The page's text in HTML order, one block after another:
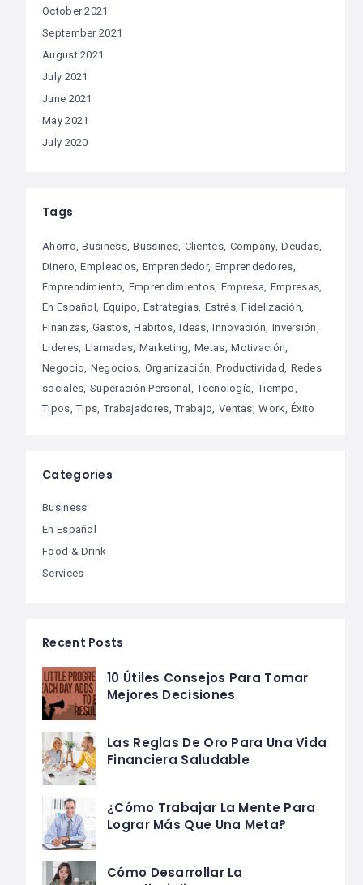
October 2021
September 2021
August 2021
July 2021
June 2021
May 2021
July 2020
Tags
Ahorro Business Bussines Clientes Company Deudas
Dinero Empleados Emprendedor Emprendedores
Emprendimiento Emprendimientos Empresa Empresas
En Español Equipo Estrategias Estrés Fidelización
Finanzas Gastos Habitos Ideas Innovación Inversión
Lideres Llamadas Marketing Metas Motivación
Negocio Negocios Organización Productividad Redes
sociales Superación Personal Tecnología Tiempo
Tipos Tips Trabajadores Trabajo Ventas Work Éxito
Categories
Business
En Español
Food & Drink
Services
Recent Posts
10 Útiles Consejos Para Tomar
Mejores Decisiones
Las Reglas De Oro Para Una Vida
Financiera Saludable
¿Cómo Trabajar La Mente Para
Lograr Más Que Una Meta?
Cómo Desarrollar La